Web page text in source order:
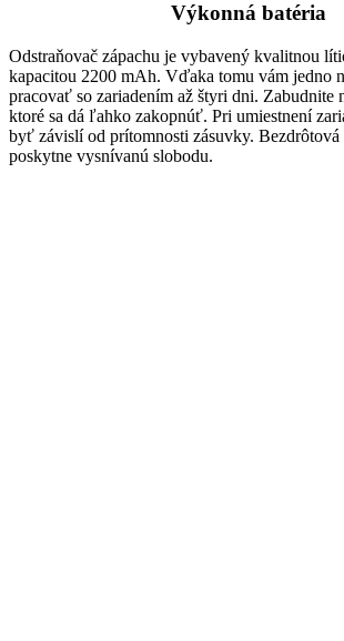
Výkonná batéria
Odstraňovač zápachu je vybavený kvalitnou
kapacitou 2200 mAh. Vďaka tomu vám jedno
pracovať so zariadením až štyri dni. Zabudnite
ktoré sa dá ľahko zakopnúť. Pri umiestnení
byť závislí od prítomnosti zásuvky. Bezdrôtová
poskytne vysnívanú slobodu.